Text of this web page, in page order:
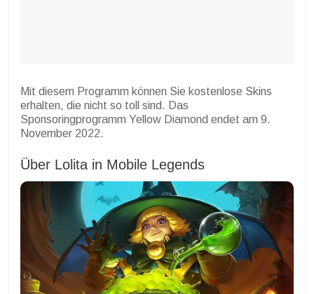
Mit diesem Programm können Sie kostenlose Skins
erhalten, die nicht so toll sind. Das
Sponsoringprogramm Yellow Diamond endet am 9.
November 2022.
Über Lolita in Mobile Legends